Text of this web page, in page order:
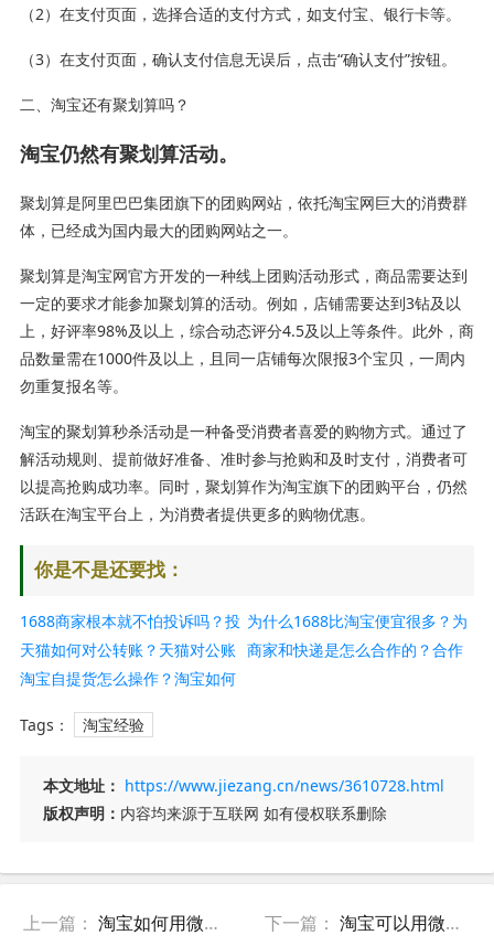
（2）在支付页面，选择合适的支付方式，如支付宝、银行卡等。
（3）在支付页面，确认支付信息无误后，点击“确认支付”按钮。
二、淘宝还有聚划算吗？
淘宝仍然有聚划算活动。
聚划算是阿里巴巴集团旗下的团购网站，依托淘宝网巨大的消费群
体，已经成为国内最大的团购网站之一。
聚划算是淘宝网官方开发的一种线上团购活动形式，商品需要达到
一定的要求才能参加聚划算的活动。例如，店铺需要达到3钻及以
上，好评率98%及以上，综合动态评分4.5及以上等条件。此外，商
品数量需在1000件及以上，且同一店铺每次限报3个宝贝，一周内
勿重复报名等。
淘宝的聚划算秒杀活动是一种备受消费者喜爱的购物方式。通过了
解活动规则、提前做好准备、准时参与抢购和及时支付，消费者可
以提高抢购成功率。同时，聚划算作为淘宝旗下的团购平台，仍然
活跃在淘宝平台上，为消费者提供更多的购物优惠。
你是不是还要找：
1688商家根本就不怕投诉吗？投
诉最狠的方法是什么？
为什么1688比淘宝便宜很多？为
什么1688上评价很少？
天猫如何对公转账？天猫对公账
户怎么提现？
商家和快递是怎么合作的？合作
淘宝自提货怎么操作？淘宝如何
自提点拿货？
Tags：
淘宝经验
本文地址： https://www.jiezang.cn/news/3610728.html
版权声明： 内容均来源于互联网 如有侵权联系删除
上一篇： 淘宝如何用微信支付？商家使用微信支付注意事项 下一篇：淘宝可以用微信零钱支付吗？淘宝用微信支付手续费吗？